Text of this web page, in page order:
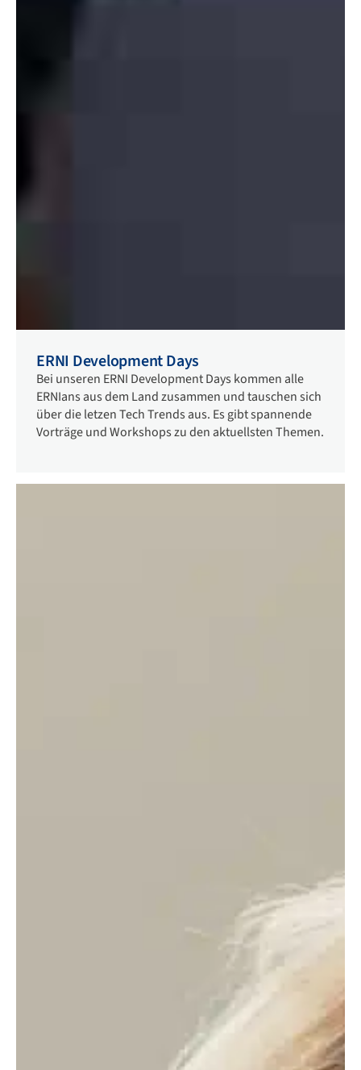
ERNI Development Days
Bei unseren ERNI Development Days kommen alle
ERNIans aus dem Land zusammen und tauschen sich
über die letzen Tech Trends aus. Es gibt spannende
Vorträge und Workshops zu den aktuellsten Themen.